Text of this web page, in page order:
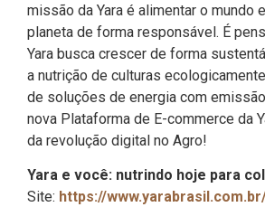
missão da Yara é alimentar o mundo
planeta de forma responsável. É
Yara busca crescer de forma
a nutrição de culturas
de soluções de energia com
nova Plataforma de E-commerce da
da revolução digital no Agro!
Yara e você: nutrindo hoje para
Site: https://